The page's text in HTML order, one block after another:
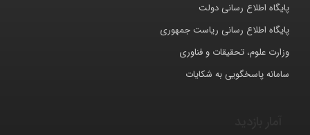
پایگاه اطلاع رسانی دولت
پایگاه اطلاع رسانی ریاست جمهوری
وزارت علوم، تحقیقات و فناوری
سامانه پاسخگویی به شکایات